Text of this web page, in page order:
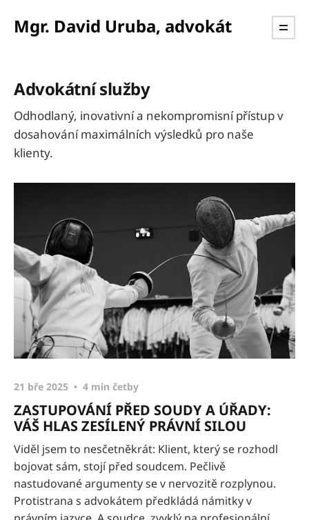
Mgr. David Uruba, advokát
Advokátní služby
Odhodlaný, inovativní a nekompromisní přístup v
dosahování maximálních výsledků pro naše
klienty.
21 bře 2025 4 min četby
ZASTUPOVÁNÍ PŘED SOUDY A ÚŘADY:
VÁŠ HLAS ZESÍLENÝ PRÁVNÍ SILOU
Viděl jsem to nesčetněkrát: Klient, který se rozhodl
bojovat sám, stojí před soudcem. Pečlivě
nastudované argumenty se v nervozitě rozplynou.
Protistrana s advokátem předkládá námitky v